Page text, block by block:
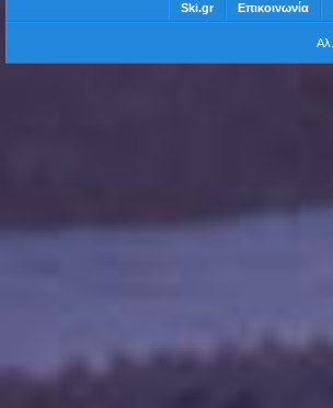
Ski.gr Επικοινωνία